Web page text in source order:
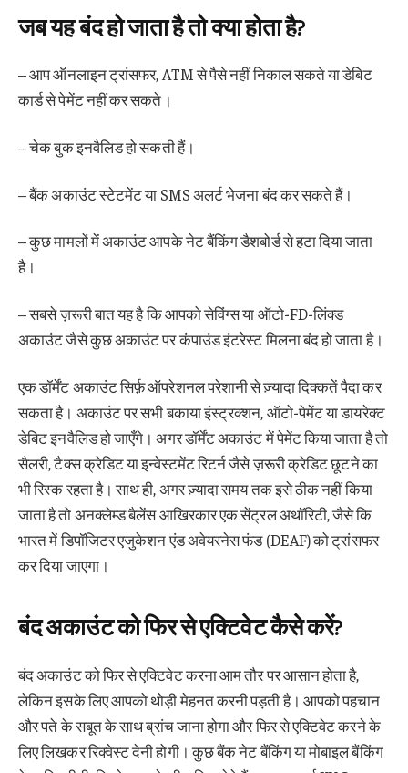
जब यह बंद हो जाता है तो क्या होता है?
– आप ऑनलाइन ट्रांसफर, ATM से पैसे नहीं निकाल सकते या डेबिट
कार्ड से पेमेंट नहीं कर सकते।
– चेक बुक इनवैलिड हो सकती हैं।
– बैंक अकाउंट स्टेटमेंट या SMS अलर्ट भेजना बंद कर सकते हैं।
– कुछ मामलों में अकाउंट आपके नेट बैंकिंग डैशबोर्ड से हटा दिया जाता
है।
– सबसे ज़रूरी बात यह है कि आपको सेविंग्स या ऑटो-FD-लिंक्ड
अकाउंट जैसे कुछ अकाउंट पर कंपाउंड इंटरेस्ट मिलना बंद हो जाता है।
एक डॉर्मेंट अकाउंट सिर्फ़ ऑपरेशनल परेशानी से ज़्यादा दिक्कतें पैदा कर
सकता है। अकाउंट पर सभी बकाया इंस्ट्रक्शन, ऑटो-पेमेंट या डायरेक्ट
डेबिट इनवैलिड हो जाएँगे। अगर डॉर्मेंट अकाउंट में पेमेंट किया जाता है तो
सैलरी, टैक्स क्रेडिट या इन्वेस्टमेंट रिटर्न जैसे ज़रूरी क्रेडिट छूटने का
भी रिस्क रहता है। साथ ही, अगर ज़्यादा समय तक इसे ठीक नहीं किया
जाता है तो अनक्लेम्ड बैलेंस आखिरकार एक सेंट्रल अथॉरिटी, जैसे कि
भारत में डिपॉजिटर एजुकेशन एंड अवेयरनेस फंड (DEAF) को ट्रांसफर
कर दिया जाएगा।
बंद अकाउंट को फिर से एक्टिवेट कैसे करें?
बंद अकाउंट को फिर से एक्टिवेट करना आम तौर पर आसान होता है,
लेकिन इसके लिए आपको थोड़ी मेहनत करनी पड़ती है। आपको पहचान
और पते के सबूत के साथ ब्रांच जाना होगा और फिर से एक्टिवेट करने के
लिए लिखकर रिक्वेस्ट देनी होगी। कुछ बैंक नेट बैंकिंग या मोबाइल बैंकिंग